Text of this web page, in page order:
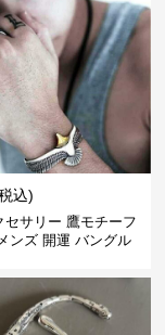
込)
セサリー 鷹モチーフ
ンズ 開運 バングル